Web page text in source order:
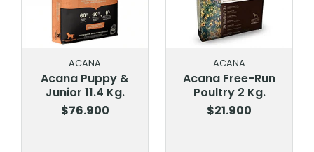
ACANA
Acana Puppy &
Junior 11.4 Kg.
$76.900
ACANA
Acana Free-Run
Poultry 2 Kg.
$21.900